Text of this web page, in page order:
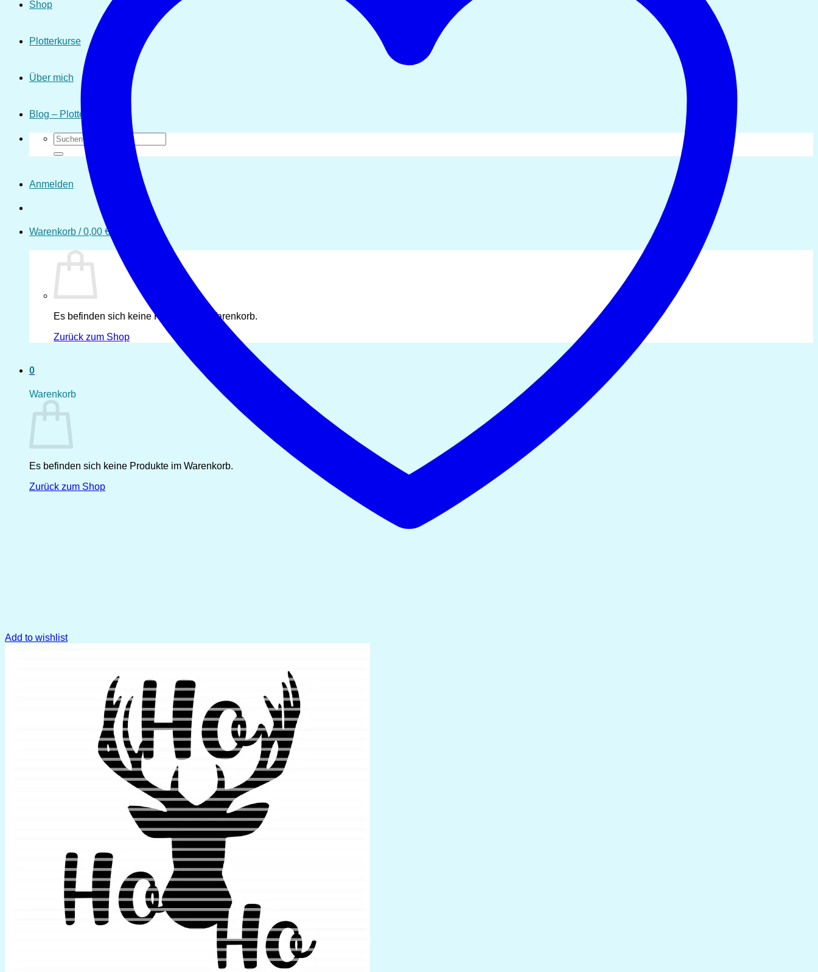
Shop
Plotterkurse
Über mich
Blog – Plotten
Suchen
nach:
Anmelden
Warenkorb /0,00 €
Es befinden sich keine Produkte im Warenkorb.
Zurück zum Shop
0
Warenkorb
Es befinden sich keine Produkte im Warenkorb.
Zurück zum Shop
Add to wishlist